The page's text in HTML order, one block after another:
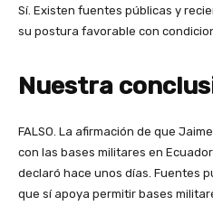
Sí. Existen fuentes públicas y
su postura favorable con
Nuestra
FALSO. La afirmación de que
con las bases militares en
declaró hace unos días. Fuentes
que sí apoya permitir bases